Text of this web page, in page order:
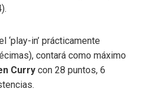
‘play-in’ prácticamente
contará como máximo
Curry con 28 puntos, 6